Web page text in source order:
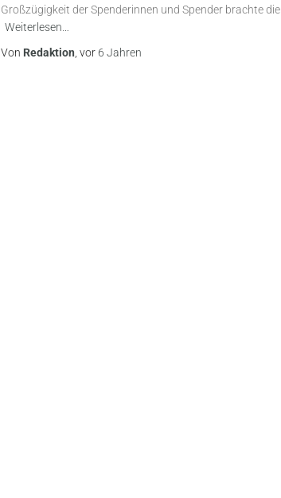
Großzügigkeit der Spenderinnen und Spender brachte die
Weiterlesen…
Von Redaktion, vor 6 Jahren